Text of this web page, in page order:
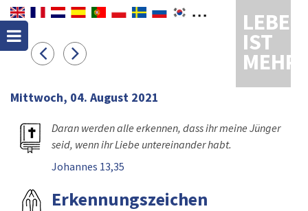
LEBEN
IST
MEHR
Mittwoch, 04. August 2021
Daran werden alle erkennen, dass ihr meine Jünger
seid, wenn ihr Liebe untereinander habt.
Johannes 13,35
Erkennungszeichen